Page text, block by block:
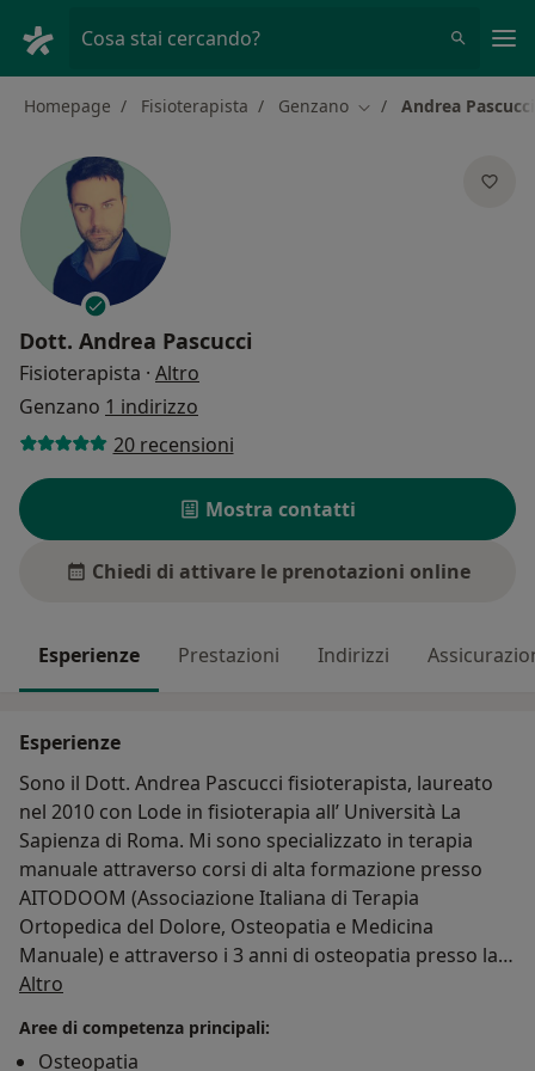
Cosa stai cercando?
Homepage Fisioterapista Genzano Cambia città
Andrea Pascucci
Dott. Andrea Pascucci
Fisioterapista · Altro
Genzano 1 indirizzo
20 recensioni
Mostra contatti
Chiedi di attivare le prenotazioni online
Esperienze Prestazioni Indirizzi
Esperienze
Sono il Dott. Andrea Pascucci fisioterapista, laureato
nel 2010 con Lode in fisioterapia all’ Università La
Sapienza di Roma. Mi sono specializzato in terapia
manuale attraverso corsi di alta formazione presso
AITODOOM (Associazione Italiana di Terapia
Ortopedica del Dolore, Osteopatia e Medicina
Manuale) e attraverso i 3 anni di osteopatia presso la
scuola EOP Alain Bernard. Ti guiderò in un percorso
acquisizione di funzionalità perse. I servizi offerti
Altro
Aree di competenza principali:
Osteopatia